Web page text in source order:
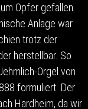
Opfer gefallen.
Anlage war
trotz der
herstellbar. So
Orgel von
formuliert. Der
Hardheim, da wir